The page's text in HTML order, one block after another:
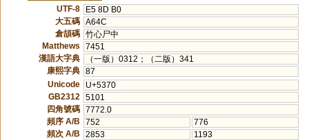
UTF-8
E5 8D B0
大五碼 A64C
倉頡碼 竹心尸中
Matthews
7451
漢語大字典
（一版）0312；（二版）341
康熙字典 87
Unicode
U+5370
GB2312
5101
四角號碼 7772.0
頻序 A/B
752
776
頻次 A/B
2853
1193